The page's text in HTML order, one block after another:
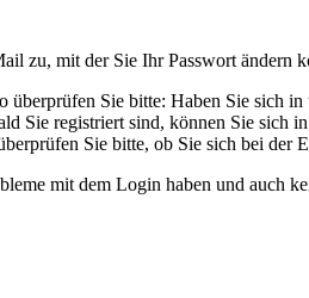
zu, mit der Sie Ihr Passwort ändern
Sie bitte: Haben Sie sich
Sie registriert sind, können Sie
Sie bitte, ob Sie sich bei
mit dem Login haben und auch